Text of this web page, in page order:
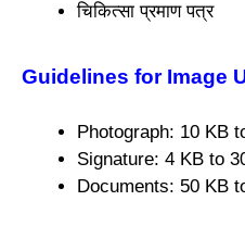
चिकित्सा प्रमाण पत्र
Guidelines for Image
Photograph: 10 KB
Signature: 4 KB to
Documents: 50 KB